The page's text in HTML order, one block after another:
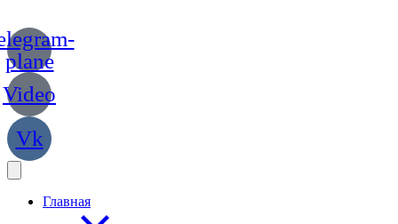
plane
Video
Vk
Главная